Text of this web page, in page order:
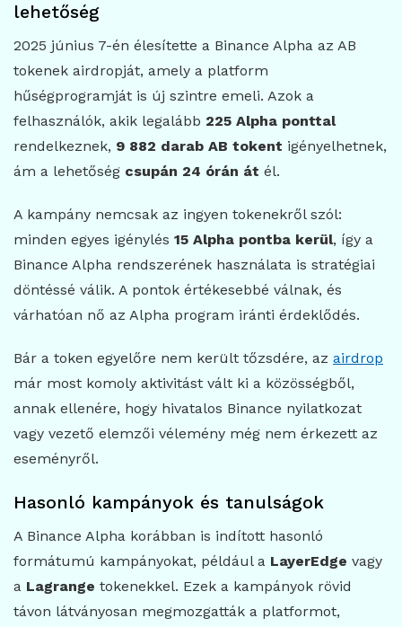
lehetőség
2025 június 7-én élesítette a Binance Alpha az AB
tokenek airdropját, amely a platform
hűségprogramját is új szintre emeli. Azok a
felhasználók, akik legalább 225 Alpha ponttal
rendelkeznek, 9 882 darab AB tokent igényelhetnek,
ám a lehetőség csupán 24 órán át él.
A kampány nemcsak az ingyen tokenekről szól:
minden egyes igénylés 15 Alpha pontba kerül, így a
Binance Alpha rendszerének használata is stratégiai
döntéssé válik. A pontok értékesebbé válnak, és
várhatóan nő az Alpha program iránti érdeklődés.
Bár a token egyelőre nem került tőzsdére, az airdrop
már most komoly aktivitást vált ki a közösségből,
annak ellenére, hogy hivatalos Binance nyilatkozat
vagy vezető elemzői vélemény még nem érkezett az
eseményről.
Hasonló kampányok és tanulságok
A Binance Alpha korábban is indított hasonló
formátumú kampányokat, például a LayerEdge vagy
a Lagrange tokenekkel. Ezek a kampányok rövid
távon látványosan megmozgatták a platformot,